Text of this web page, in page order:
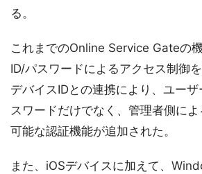
る。
これまでのOnline Service Gateの
ID/パスワードによるアクセス制御
デバイスIDとの連携により、ユー
スワードだけでなく、管理者側に
可能な認証機能が追加された。
また、iOSデバイスに加えて、